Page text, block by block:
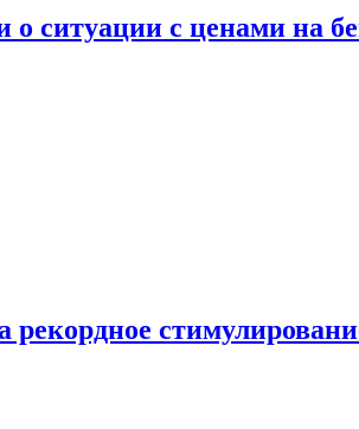
о ситуации с ценами на
рекордное